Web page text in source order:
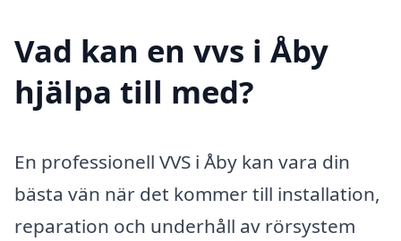
Vad kan en vvs i Åby
hjälpa till med?
En professionell VVS i Åby kan vara din
bästa vän när det kommer till installation,
reparation och underhåll av rörsystem